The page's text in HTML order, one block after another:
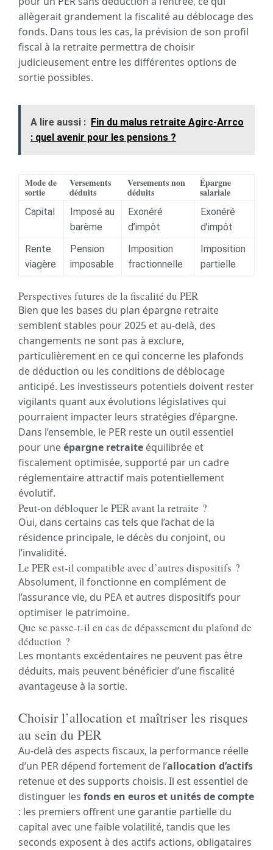
allègerait grandement la fiscalité au déblocage des
fonds. Dans tous les cas, la prévision de son profil
fiscal à la retraite permettra de choisir
judicieusement entre les différentes options de
sortie possibles.
A lire aussi : Fin du malus retraite Agirc-Arrco
: quel avenir pour les pensions ?
Mode de
sortie
Versements
déduits
Versements non
déduits
Épargne
salariale
Capital
Imposé au
barème
Exonéré
d’impôt
Exonéré
d’impôt
Rente
viagère
Pension
imposable
Imposition
fractionnelle
Imposition
partielle
Perspectives futures de la fiscalité du PER
Bien que les bases du plan épargne retraite
semblent stables pour 2025 et au-delà, des
changements ne sont pas à exclure,
particulièrement en ce qui concerne les plafonds
de déduction ou les conditions de déblocage
anticipé. Les investisseurs potentiels doivent rester
vigilants quant aux évolutions législatives qui
pourraient impacter leurs stratégies d’épargne.
Dans l’ensemble, le PER reste un outil essentiel
pour uneépargne retraite équilibrée et
fiscalement optimisée, supporté par un cadre
réglementaire attractif mais potentiellement
évolutif.
Peut-on débloquer le PER avant la retraite ?
Oui, dans certains cas tels que l’achat de la
résidence principale, le décès du conjoint, ou
l’invalidité.
Le PER est-il compatible avec d’autres dispositifs ?
Absolument, il fonctionne en complément de
l’assurance vie, du PEA et autres dispositifs pour
optimiser le patrimoine.
Que se passe-t-il en cas de dépassement du plafond de
déduction ?
Les montants excédentaires ne peuvent pas être
déduits, mais peuvent bénéficier d’une fiscalité
avantageuse à la sortie.
Choisir l’allocation et maîtriser les risques
au sein du PER
Au-delà des aspects fiscaux, la performance réelle
d’un PER dépend fortement de l’allocation d’actifs
retenue et des supports choisis. Il est essentiel de
distinguer les fonds en euros et unités de compte
: les premiers offrent une garantie partielle du
capital avec une faible volatilité, tandis que les
seconds exposent à des actifs actions, obligataires